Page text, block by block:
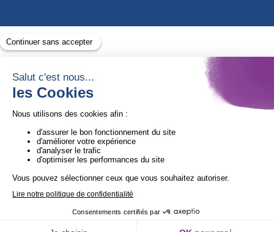
1ère Organisation de l’ESS certifiée Quali’OP